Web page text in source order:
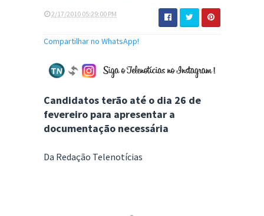
2/17/2010 05:29:00 PM
Compartilhar no WhatsApp!
Candidatos terão até o dia 26 de
fevereiro para apresentar a
documentação necessária
Da Redação Telenotícias